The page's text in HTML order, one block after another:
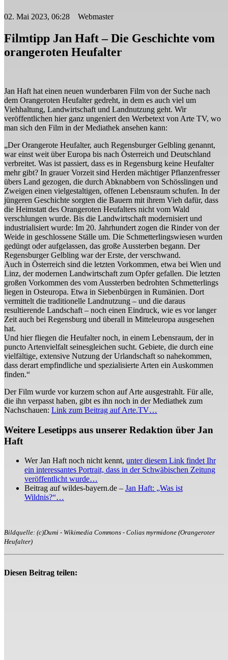
02. Mai 2023, 06:28 Webmaster
Filmtipp Jan Haft – Die Geschichte vom
orangeroten Heufalter
Jan Haft hat einen neuen wunderbaren Film von der Suche nach
dem Orangeroten Heufalter gedreht, in dem es auch viel um
Viehhaltung, Landwirtschaft und Landnutzung geht. Wir
veröffentlichen hier ganz ungeniert den Werbetext von Arte TV, wo
man sich den Film in der Mediathek ansehen kann:
„Der Orangerote Heufalter, auch Regensburger Gelbling genannt,
war einst weit über Europa bis nach Österreich und Deutschland
verbreitet. Was ist passiert, dass es in Regensburg keine Heufalter
mehr gibt? In grauer Vorzeit sind Herden mächtiger Pflanzenfresser
übers Land gezogen, die durch Abknabbern von Schösslingen und
Zweigen einen vielgestaltigen, offenen Lebensraum schufen. In der
jüngeren Geschichte sorgten die Bauern mit ihrem Vieh dafür, dass
die Heimstatt des Orangeroten Heufalters nicht vom Wald
verschlungen wurde. Bis die Landwirtschaft modernisiert und
industrialisiert wurde: Im 20. Jahrhundert zogen die Rinder von der
Weide in geschlossene Ställe um. Die Schmetterlingswiesen wurden
gedüngt oder aufgelassen, das große Aussterben begann. Der
Regensburger Gelbling war der Erste, der verschwand.
Auch in Österreich sind die letzten Vorkommen, etwa bei Wien und
Linz, der modernen Landwirtschaft zum Opfer gefallen. Die letzten
großen Vorkommen des vom Aussterben bedrohten Schmetterlings
liegen in Osteuropa. Etwa in Siebenbürgen in Rumänien. Dort
vermittelt die traditionelle Landnutzung – und die daraus
resultierende Landschaft – noch einen Eindruck, wie es vor langer
Zeit auch bei Regensburg und überall in Mitteleuropa ausgesehen
hat.
Und hier fliegen die Heufalter noch, in einem Lebensraum, der in
puncto Artenvielfalt seinesgleichen sucht. Gebiete, die durch eine
vielfältige, extensive Nutzung der Urlandschaft so nahekommen,
dass derart empfindliche und spezialisierte Arten ein Auskommen
finden.“
Der Film wurde vor kurzem schon auf Arte ausgestrahlt. Für alle,
die ihn verpasst haben, gibt es ihn noch in der Mediathek zum
Nachschauen: Link zum Beitrag auf Arte.TV…
Weitere Lesetipps aus unserer Redaktion über Jan
Haft
Wer Jan Haft noch nicht kennt, unter diesem Link findet Ihr
ein interessantes Portrait, dass in der Schwäbischen Zeitung
veröffentlicht wurde…
Beitrag auf wildes-bayern.de – Jan Haft: „Was ist
Wildnis?“…
Bildquelle: (c)Dumi - Wikimedia Commons - Colias myrmidone (Orangeroter
Heufalter)
Diesen Beitrag teilen: